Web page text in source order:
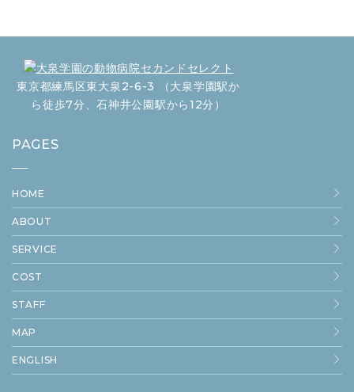
東京都練馬区東大泉2-6-3 （大泉学園駅か
ら徒歩7分、石神井公園駅から12分）
PAGES
HOME
ABOUT
SERVICE
COST
STAFF
MAP
ENGLISH